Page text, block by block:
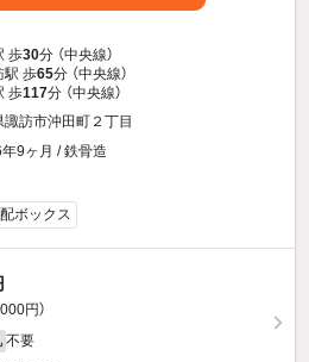
歩30分 （中央線）
駅 歩65分 （中央線）
歩117分 （中央線）
諏訪市沖田町２丁目
9ヶ月 / 鉄骨造
ボックス
円）
不要